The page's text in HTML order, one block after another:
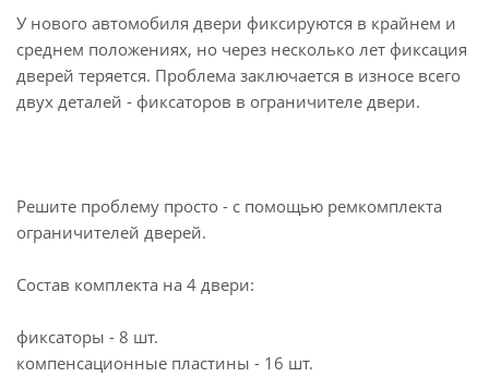
У нового автомобиля двери фиксируются в крайнем и
среднем положениях, но через несколько лет фиксация
дверей теряется. Проблема заключается в износе всего
двух деталей - фиксаторов в ограничителе двери.
Решите проблему просто - с помощью ремкомплекта
ограничителей дверей.
Состав комплекта на 4 двери:
фиксаторы - 8 шт.
компенсационные пластины - 16 шт.